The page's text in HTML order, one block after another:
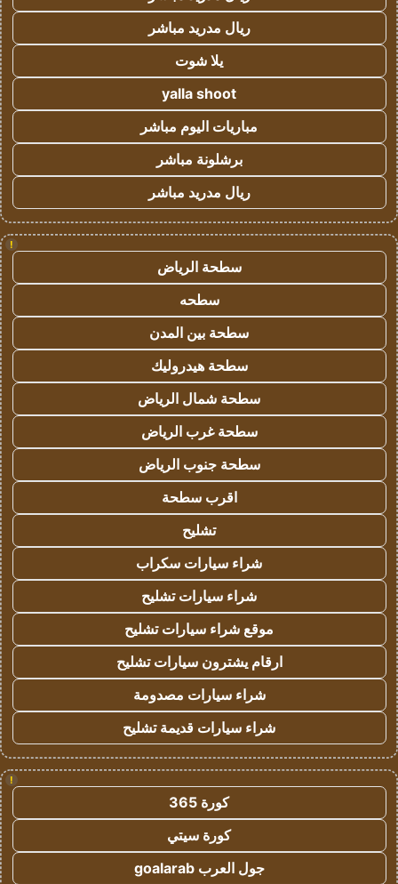
ريال مدريد مباشر
يلا شوت
yalla shoot
مباريات اليوم مباشر
برشلونة مباشر
ريال مدريد مباشر
!
سطحة الرياض
سطحه
سطحة بين المدن
سطحة هيدروليك
سطحة شمال الرياض
سطحة غرب الرياض
سطحة جنوب الرياض
اقرب سطحة
تشليح
شراء سيارات سكراب
شراء سيارات تشليح
موقع شراء سيارات تشليح
ارقام يشترون سيارات تشليح
شراء سيارات مصدومة
شراء سيارات قديمة تشليح
!
كورة 365
كورة سيتي
جول العرب goalarab